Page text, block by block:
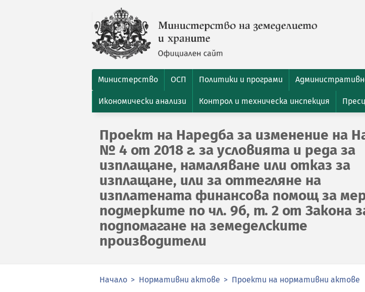
Министерство ОСП Политики и програми
Икономически анализи Контрол и техническа инспекция
Проект на Наредба за изменение на
№ 4 от 2018 г. за условията и реда за
изплащане, намаляване или отказ за
изплащане, или за оттегляне на
изплатената финансова помощ за
подмерките по чл. 9б, т. 2 от Закона
подпомагане на земеделските
производители
Начало Нормативни актове Проекти на нормативни актове